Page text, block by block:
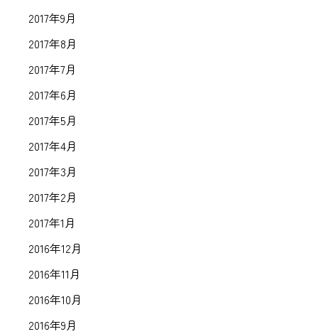
2017年9月
2017年8月
2017年7月
2017年6月
2017年5月
2017年4月
2017年3月
2017年2月
2017年1月
2016年12月
2016年11月
2016年10月
2016年9月